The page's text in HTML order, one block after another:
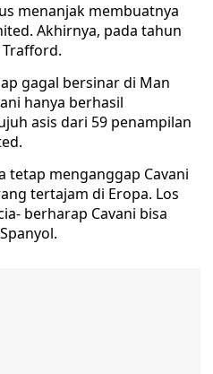
menanjak membuatnya
Akhirnya, pada tahun
Trafford.
gagal bersinar di Man
hanya berhasil
asis dari 59 penampilan
tetap menganggap Cavani
tertajam di Eropa. Los
berharap Cavani bisa